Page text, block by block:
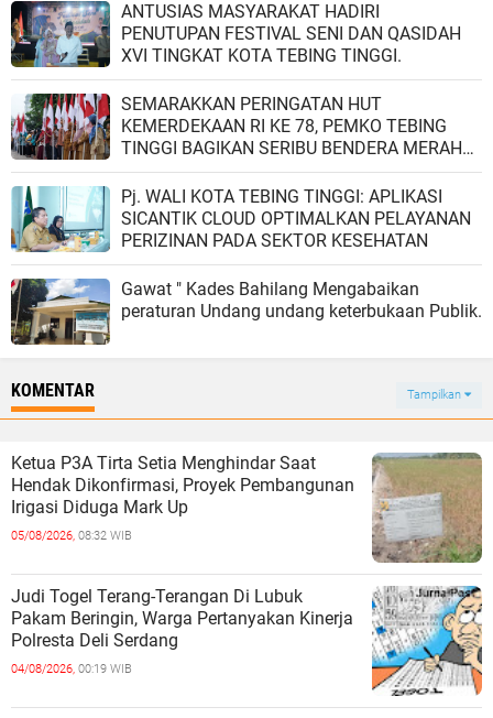
elemen masyarakat Kecamatan Sipispis
lainnya.Kedatangan Kapolres AKBP Andreas
Luhut Jaya Tampubolon di Mapolsek Sipispis
diiringi persembahan tari-tarian suku adat
simalungun “tortor sombah” sebagai simbol
penghormatan dan penghargaan atas
kedatangan Kapolres Tebing Tinggi.Kapolsek
Sipispis AKP Gunawan Efendi, S.H.,
mengucapkan terima kasih kepada Kapolres
Tebing Tinggi bersama rombongan yang hari
ini berkunjung ke Polsek Sipispis.“Terima
kasih atas kunjungan Bapak Kapolres
bersama rombongan ke Polsek Sipispis,” ucap
Kapolsek Sipispis AKP Gunawan Efendi
Kecamatan Sipispis, Camat Sipispis Herbin
Damanik, S.E., yang didampingi Danramil 15
Kapolsek Sipispis AKP Gunawan Efendi
menyampaikan bahwa Muspika Kecamatan
Sipispis selalu bersinergi dan berkolaborasi,
sering melaksanakan kegiatan gotong royong
bersama, serta selalu berkomunikasi dan
berkordinasi dalam segala hal.Dalam
sambutannya, Kapolres Tebing Tinggi AKBP
Andreas Luhut Jaya Tampubolon, S.IK., M.K.P.,
menyampaikan rasa syukurnya kepada Tuhan
Yang Maha Esa atas nikmat kesehatan dan
ANTUSIAS MASYARAKAT HADIRI
PENUTUPAN FESTIVAL SENI DAN QASIDAH
XVI TINGKAT KOTA TEBING TINGGI.
SEMARAKKAN PERINGATAN HUT
KEMERDEKAAN RI KE 78, PEMKO TEBING
TINGGI BAGIKAN SERIBU BENDERA MERAH
PUTIH.
Pj. WALI KOTA TEBING TINGGI: APLIKASI
SICANTIK CLOUD OPTIMALKAN PELAYANAN
PERIZINAN PADA SEKTOR KESEHATAN
Gawat " Kades Bahilang Mengabaikan
peraturan Undang undang keterbukaan Publik.
KOMENTAR Tampilkan
Ketua P3A Tirta Setia Menghindar Saat
Hendak Dikonfirmasi, Proyek Pembangunan
Irigasi Diduga Mark Up
05/08/2026, 08:32 WIB
Judi Togel Terang-Terangan Di Lubuk
Pakam Beringin, Warga Pertanyakan Kinerja
Polresta Deli Serdang
04/08/2026, 00:19 WIB